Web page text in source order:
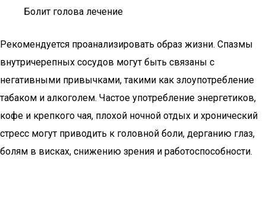
Болит голова лечение
Рекомендуется проанализировать образ жизни. Спазмы
внутричерепных сосудов могут быть связаны с
негативными привычками, такими как злоупотребление
табаком и алкоголем. Частое употребление энергетиков,
кофе и крепкого чая, плохой ночной отдых и хронический
стресс могут приводить к головной боли, дерганию глаз,
болям в висках, снижению зрения и работоспособности.